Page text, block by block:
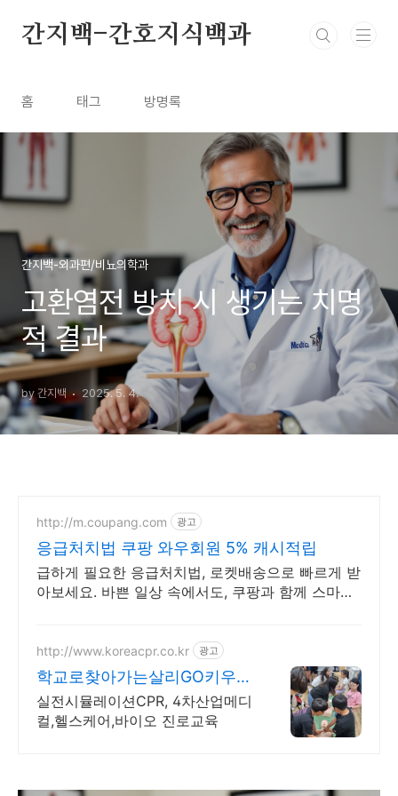
간지백-간호지식백과
홈 태그 방명록
간지백-외과편/비뇨의학과
고환염전 방치 시 생기는 치명
적 결과
by 간지백 2025. 5. 4.
http://m.coupang.com 광고
응급처치법 쿠팡 와우회원 5% 캐시적립
급하게 필요한 응급처치법, 로켓배송으로 빠르게 받
아보세요. 바쁜 일상 속에서도, 쿠팡과 함께 스마트
http://www.koreacpr.co.kr 광고
학교로찾아가는살리GO키우
GO 살리GO!키우GO!
실전시뮬레이션CPR, 4차산업메디
컬,헬스케어,바이오 진로교육